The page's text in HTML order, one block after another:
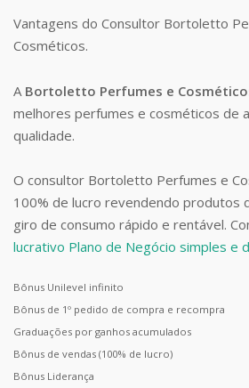
Vantagens do Consultor Bortoletto
Cosméticos.
A Bortoletto Perfumes e
melhores perfumes e cosméticos de
qualidade.
O consultor Bortoletto Perfumes e
100% de lucro revendendo produtos
giro de consumo rápido e rentável.
lucrativo Plano de Negócio simples e
Bônus Unilevel infinito
Bônus de 1º pedido de compra e recompra
Graduações por ganhos acumulados
Bônus de vendas (100% de lucro)
Bônus Liderança